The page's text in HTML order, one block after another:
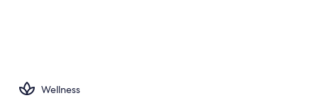
Wellness